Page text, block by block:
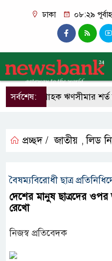
ঢাকা ০৮:২৯
সর্বশেষ:
একক গ্রাহক ঋণসীমার শর্ত
প্রচ্ছদ / জাতীয় ,লিড
বৈষম্যবিরোধী ছাত্র
দেশের মানুষ ছাত্রদের
রেখো
নিজস্ব প্রতিবেদক